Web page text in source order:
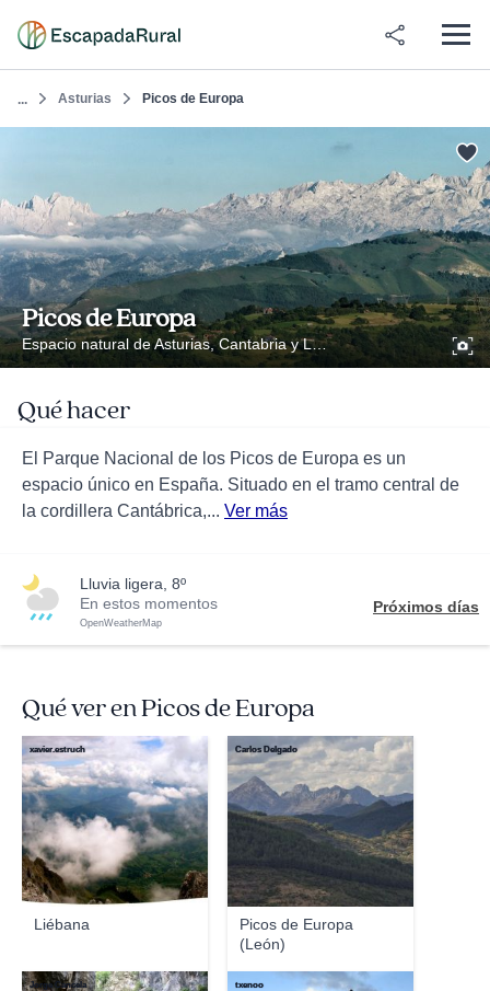
... Asturias Picos de Europa
Picos de Europa
Espacio natural de Asturias, Cantabria y León
Qué hacer
El Parque Nacional de los Picos de Europa es un
espacio único en España. Situado en el tramo central de
la cordillera Cantábrica,... Ver más
lluvia ligera, 8º
En estos momentos
OpenWeatherMap
Próximos días
Qué ver en Picos de Europa
Liébana
xavier.estruch
Picos de Europa
(León)
Carlos Delgado
Jorge Cancela txenoo